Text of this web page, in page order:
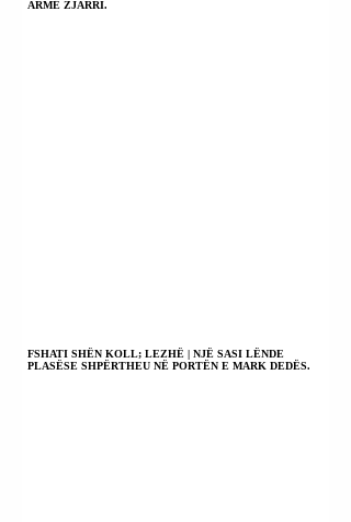
ARMË ZJARRI.
FSHATI SHËN KOLL; LEZHË | NJË SASI LËNDE
PLASËSE SHPËRTHEU NË PORTËN E MARK DEDËS.